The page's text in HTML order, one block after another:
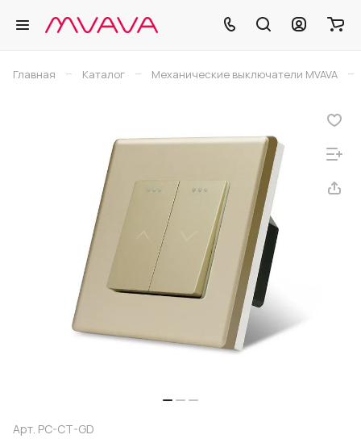
Главная – Каталог – Механические выключатели MVAVA –
Арт. PC-CT-GD